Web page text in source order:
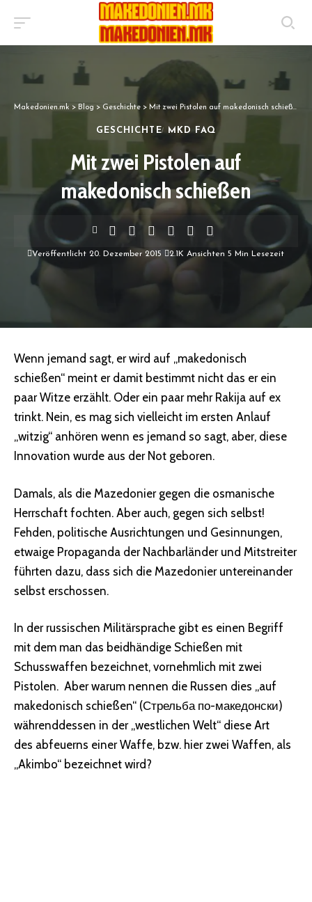
Makedonien.mk > Blog > Geschichte > Mit zwei Pistolen auf makedonisch schießen
GESCHICHTE MKD FAQ
Mit zwei Pistolen auf
makedonisch schießen
Veröffentlicht 20. Dezember 2015 2.1K Ansichten 5 Min Lesezeit
Wenn jemand sagt, er wird auf „makedonisch
schießen“ meint er damit bestimmt nicht das er ein
paar Witze erzählt. Oder ein paar mehr Rakija auf ex
trinkt. Nein, es mag sich vielleicht im ersten Anlauf
„witzig“ anhören wenn es jemand so sagt, aber, diese
Innovation wurde aus der Not geboren.
Damals, als die Mazedonier gegen die osmanische
Herrschaft fochten. Aber auch, gegen sich selbst!
Fehden, politische Ausrichtungen und Gesinnungen,
etwaige Propaganda der Nachbarländer und Mitstreiter
führten dazu, dass sich die Mazedonier untereinander
selbst erschossen.
In der russischen Militärsprache gibt es einen Begriff
mit dem man das beidhändige Schießen mit
Schusswaffen bezeichnet, vornehmlich mit zwei
Pistolen. Aber warum nennen die Russen dies „auf
makedonisch schießen“ (Стрельба по-македонски)
währenddessen in der „westlichen Welt“ diese Art
des abfeuerns einer Waffe, bzw. hier zwei Waffen, als
„Akimbo“ bezeichnet wird?